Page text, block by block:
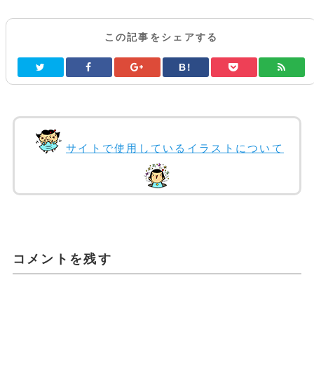
この記事をシェアする
B!
サイトで使用しているイラストについて
コメントを残す